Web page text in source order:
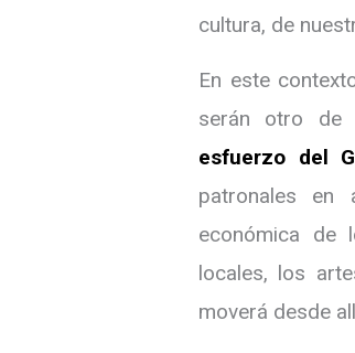
cultura, de
En este
serán otro de
esfuerzo del
patronales en
económica de
locales, los
moverá desde